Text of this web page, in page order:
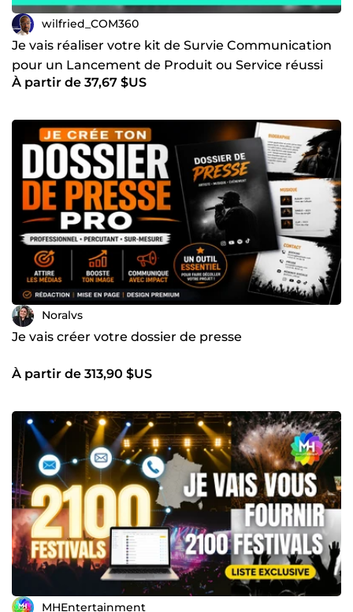
wilfried_COM360
Je vais réaliser votre kit de Survie Communication
pour un Lancement de Produit ou Service réussi
À partir de 37,67 $US
Noralvs
Je vais créer votre dossier de presse
À partir de 313,90 $US
MHEntertainment